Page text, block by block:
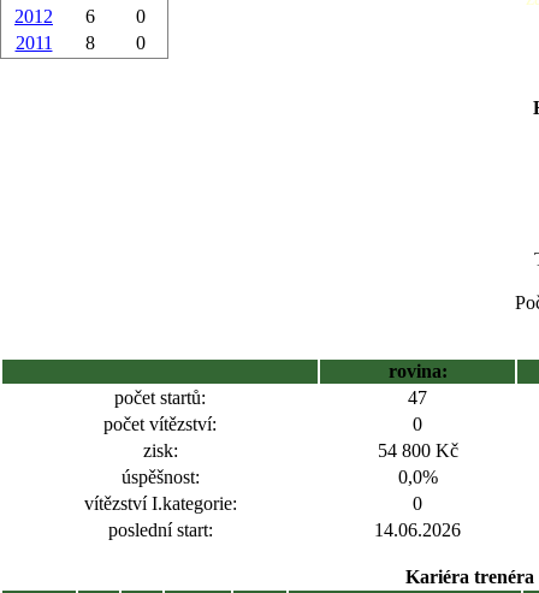
2012
6
0
2011
8 0
rovina:
počet startů:
47
počet vítězství:
0
zisk:
54 800 Kč
úspěšnost:
0,0%
vítězství I.kategorie:
0
poslední start:
14.06.2026
Kariéra trenéra